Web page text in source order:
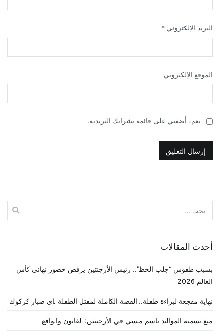
البريد الإلكتروني *
الموقع الإلكتروني
نعم، أضفني على قائمة نشراتك البريدية.
عن:
أحدث المقالات
بسبب طقوس “جلب الحظ”.. رئيس الأرجنتين يرفض حضور نهائي كأس
العالم 2026
نهاية مفجعة لبراءة طفلة.. القصة الكاملة لمقتل الطفلة ناي صبار كركوك
منع تسمية المواليد باسم ميسي في الأرجنتين: القانون والواقع